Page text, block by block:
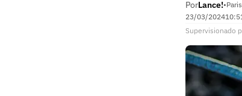
PorLance!•
23/03/2024
Supervisionado